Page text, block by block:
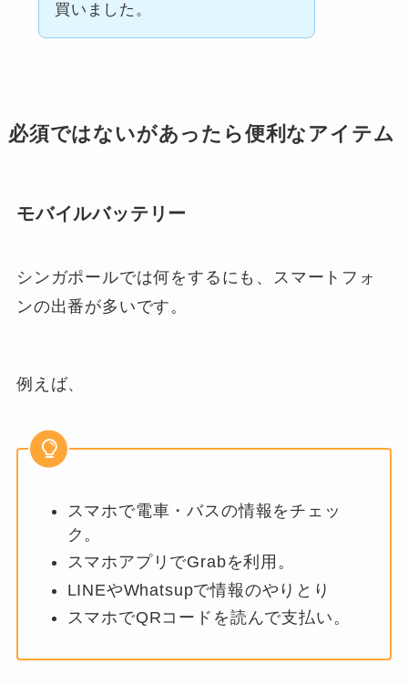
買いました。
必須ではないがあったら便利なアイテム
モバイルバッテリー
シンガポールでは何をするにも、スマートフォ
ンの出番が多いです。
例えば、
スマホで電車・バスの情報をチェッ
ク。
スマホアプリでGrabを利用。
LINEやWhatsupで情報のやりとり
スマホでQRコードを読んで支払い。